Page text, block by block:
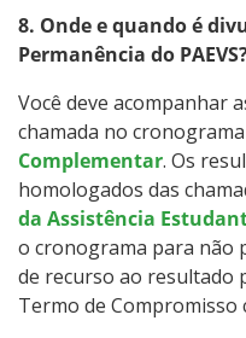
8. Onde e quando é
Permanência do
Você deve acompanhar
chamada no
Complementar. Os
homologados das
da Assistência
o cronograma para não
de recurso ao resultado
Termo de Compromisso